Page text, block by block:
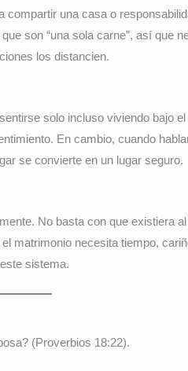
una casa o
son “una sola carne”, así que
los distancien.
solo incluso viviendo bajo
En cambio, cuando
se convierte en un lugar seguro.
No basta con que existiera
matrimonio necesita tiempo,
sistema.
(Proverbios 18:22).